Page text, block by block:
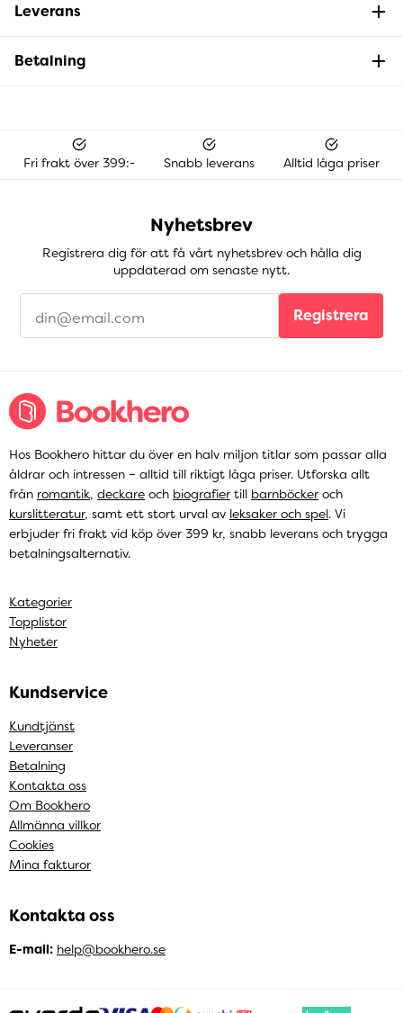
Leverans
Betalning
Fri frakt över 399:- Snabb leverans Alltid låga priser
Nyhetsbrev
Registrera dig för att få vårt nyhetsbrev och hålla dig
uppdaterad om senaste nytt.
Registrera
Hos Bookhero hittar du över en halv miljon titlar som passar alla
åldrar och intressen – alltid till riktigt låga priser. Utforska allt
från romantik, deckare och biografier till barnböcker och
kurslitteratur, samt ett stort urval av leksaker och spel. Vi
erbjuder fri frakt vid köp över 399 kr, snabb leverans och trygga
betalningsalternativ.
Kategorier
Topplistor
Nyheter
Kundservice
Kundtjänst
Leveranser
Betalning
Kontakta oss
Om Bookhero
Allmänna villkor
Cookies
Mina fakturor
Kontakta oss
E-mail: help@bookhero.se